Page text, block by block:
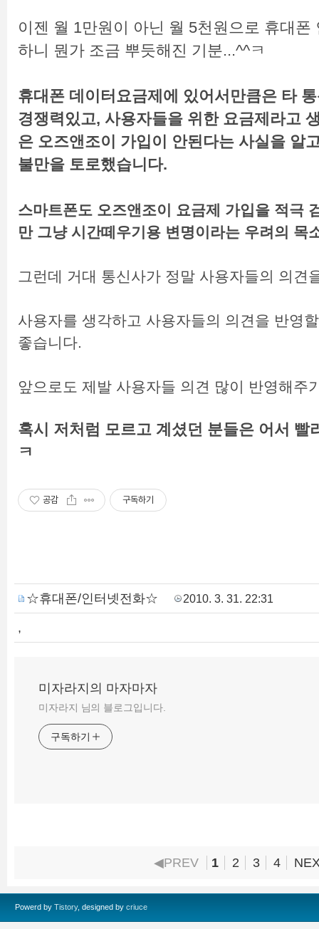
이젠 월 1만원이 아닌 월 5천원으로 휴대폰
하니 뭔가 조금 뿌듯해진 기분...^^ㅋ
휴대폰 데이터요금제에 있어서만큼은 타
경쟁력있고, 사용자들을 위한 요금제라고
은 오즈앤조이 가입이 안된다는 사실을 알
불만을 토로했습니다.
스마트폰도 오즈앤조이 요금제 가입을 적극
만 그냥 시간떼우기용 변명이라는 우려의 목
그런데 거대 통신사가 정말 사용자들의 의견
사용자를 생각하고 사용자들의 의견을 반영
좋습니다.
앞으로도 제발 사용자들 의견 많이 반영해주
혹시 저처럼 모르고 계셨던 분들은 어서
ㅋ
공감 구독하기
☆휴대폰/인터넷전화☆ 2010. 3. 31. 22:31
,
미자라지의 마자마자
미자라지 님의 블로그입니다.
구독하기
◀PREV 1 2 3 4
Powerd by Tistory, designed by criuce